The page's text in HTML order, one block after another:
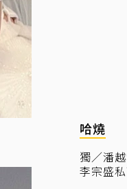
哈燒
獨／潘
李宗盛